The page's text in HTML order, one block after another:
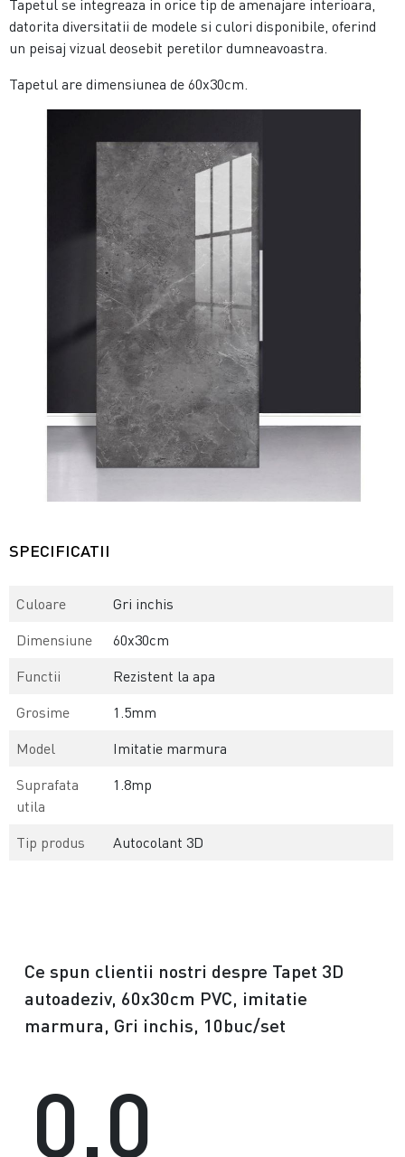
Tapetul se integreaza in orice tip de amenajare interioara,
datorita diversitatii de modele si culori disponibile, oferind
un peisaj vizual deosebit peretilor dumneavoastra.
Tapetul are dimensiunea de 60x30cm.
SPECIFICATII
Culoare
Gri inchis
Dimensiune
60x30cm
Functii
Rezistent la apa
Grosime
1.5mm
Model
Imitatie marmura
Suprafata
utila
1.8mp
Tip produs Autocolant 3D
Ce spun clientii nostri despre Tapet 3D
autoadeziv, 60x30cm PVC, imitatie
marmura, Gri inchis, 10buc/set
0.0